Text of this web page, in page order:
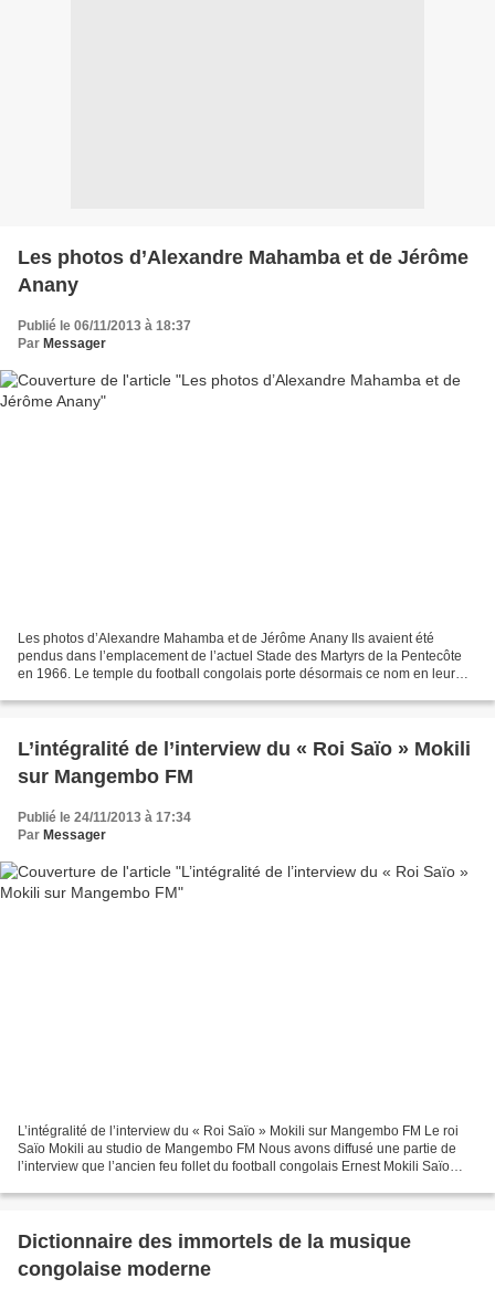
Les photos d’Alexandre Mahamba et de Jérôme
Anany
Publié le 06/11/2013 à 18:37
Par Messager
Les photos d’Alexandre Mahamba et de Jérôme Anany Ils avaient été
pendus dans l’emplacement de l’actuel Stade des Martyrs de la Pentecôte
en 1966. Le temple du football congolais porte désormais ce nom en leur
L’intégralité de l’interview du « Roi Saïo » Mokili
sur Mangembo FM
Publié le 24/11/2013 à 17:34
Par Messager
L’intégralité de l’interview du « Roi Saïo » Mokili sur Mangembo FM Le roi
Saïo Mokili au studio de Mangembo FM Nous avons diffusé une partie de
l’interview que l’ancien feu follet du football congolais Ernest Mokili Saïo
Dictionnaire des immortels de la musique
congolaise moderne